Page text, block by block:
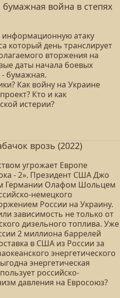
война в степях
атаку
который день транслирует
вторжения на
даты начала боевых
бумажная.
Как войну на Украине
Кто и как
истерии?
врозь (2022)
угрожает Европе
- 2». Президент США Джо
Германии Олафом Шольцем
немецкого
России на Украину.
зависимость не только от
дизельного топлива. Уже
2 миллиона баррелей
в США из России за
энергетического
энергетическая
российско-
давления на Евросоюз?